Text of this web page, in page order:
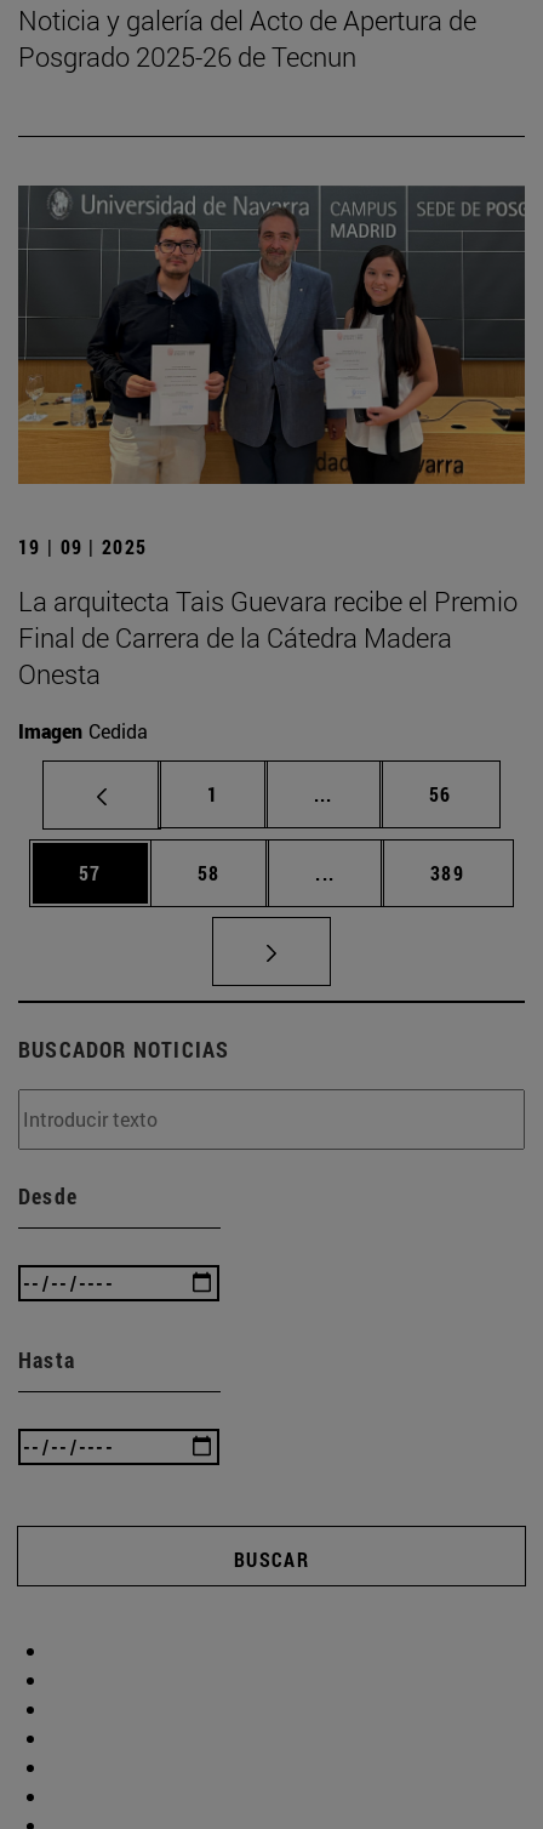
Noticia y galería del Acto de Apertura de
Posgrado 2025-26 de Tecnun
19 | 09 | 2025
La arquitecta Tais Guevara recibe el Premio
Final de Carrera de la Cátedra Madera
Onesta
Imagen Cedida
Página
1 ... Páginas intermedias
Página
56
Página
57 Página
58 ... Páginas intermedias
Página
389
BUSCADOR NOTICIAS
Desde
Hasta
BUSCAR